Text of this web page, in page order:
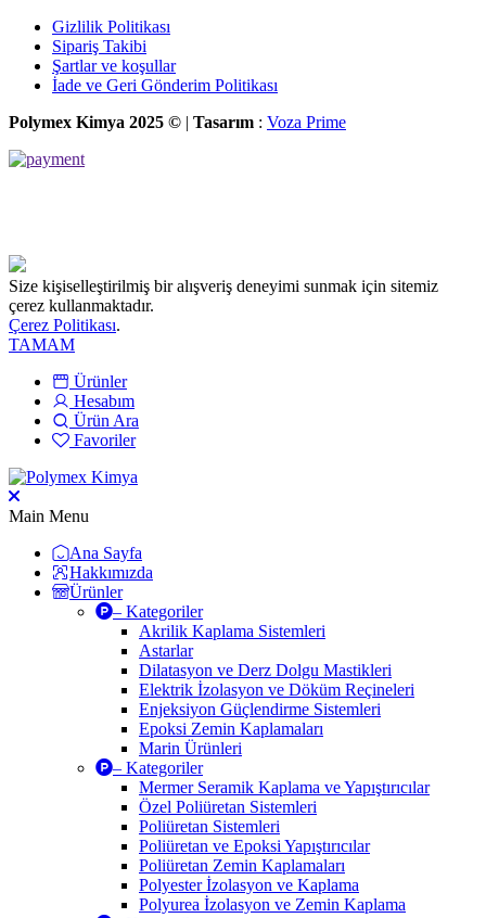
Gizlilik Politikası
Sipariş Takibi
Şartlar ve koşullar
İade ve Geri Gönderim Politikası
Polymex Kimya 2025 © | Tasarım : Voza Prime
Size kişiselleştirilmiş bir alışveriş deneyimi sunmak için sitemiz
çerez kullanmaktadır.
Çerez Politikası.
TAMAM
Ürünler
Hesabım
Ürün Ara
Favoriler
Main Menu
Ana Sayfa
Hakkımızda
Ürünler
– Kategoriler
Akrilik Kaplama Sistemleri
Astarlar
Dilatasyon ve Derz Dolgu Mastikleri
Elektrik İzolasyon ve Döküm Reçineleri
Enjeksiyon Güçlendirme Sistemleri
Epoksi Zemin Kaplamaları
Marin Ürünleri
– Kategoriler
Mermer Seramik Kaplama ve Yapıştırıcılar
Özel Poliüretan Sistemleri
Poliüretan Sistemleri
Poliüretan ve Epoksi Yapıştırıcılar
Poliüretan Zemin Kaplamaları
Polyester İzolasyon ve Kaplama
Polyurea İzolasyon ve Zemin Kaplama